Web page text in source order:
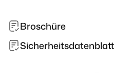
Broschüre
Sicherheitsdatenblatt